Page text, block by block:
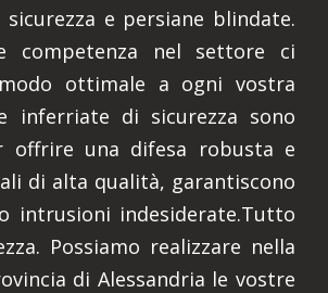
e persiane blindate.
competenza nel settore ci
ottimale a ogni vostra
inferriate di sicurezza sono
offrire una difesa robusta e
di alta qualità, garantiscono
intrusioni indesiderate.Tutto
Possiamo realizzare nella
di Alessandria le vostre